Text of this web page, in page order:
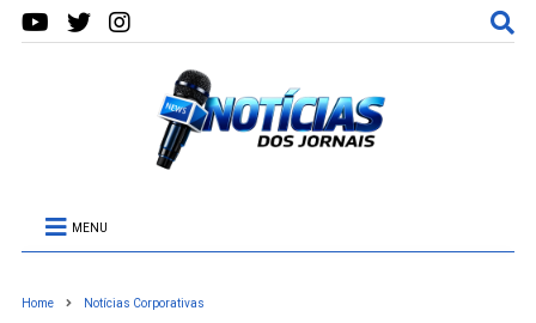
MENU
Home Notícias Corporativas